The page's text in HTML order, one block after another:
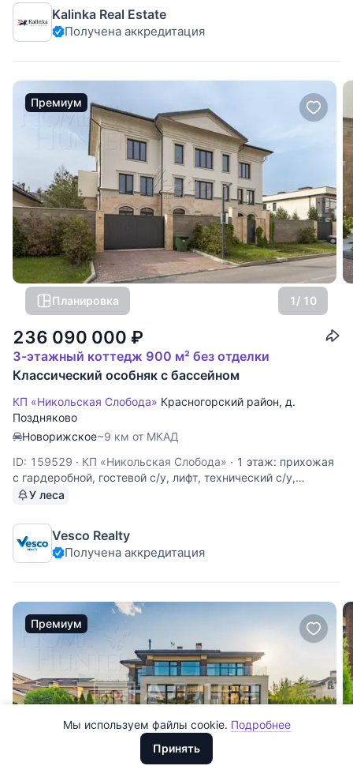
площадью 1800 кв. м построен по проекту Колорадского
шале с панорамным остеклением и просторной террасой,
Kalinka Real Estate
Получена аккредитация
Премиум
Планировка 1/ 10
236 090 000 ₽
3-этажный коттедж 900 м² без отделки
Классический особняк с бассейном
КП «Никольская Слобода» Красногорский район, д.
Поздняково
Новорижское~9 км от МКАД
ID: 159529 · КП «Никольская Слобода» · 1 этаж: прихожая
с гардеробной, гостевой с/у, лифт, технический с/у,
гостиная с камином и гостевая 2х-светная столовая,
террасу; Зона бассейна: Бассейн (12 м), сауна, хамам, с/у,
душевая, массажный
У леса
Vesco Realty
Получена аккредитация
Премиум
Все 0
0
Вчера
За неделю 0
ДолларыМы используем файлы cookie. Подробнее
ООО "ХоумХантер" использует cookie для обеспечения
функционирования веб-сайта, аналитики действий на веб-сайте
Принять